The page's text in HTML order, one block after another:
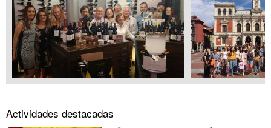
Actividades destacadas